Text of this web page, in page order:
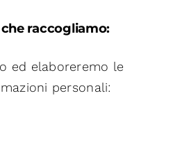
raccogliamo:
ed elaboreremo le
personali: